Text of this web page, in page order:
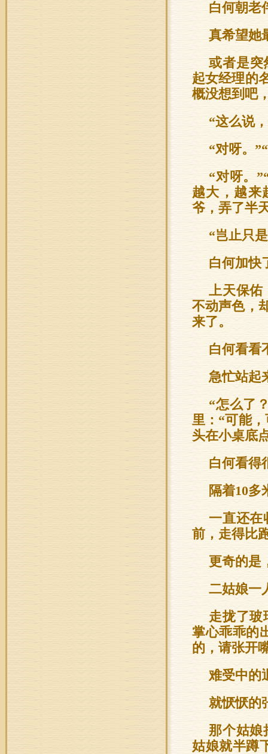
白何朝老
真希望她
或者是
起女经理的
概没想到吧
“这么说
“对呀。
“对呀。
越大，越来
爷，弄了半
“岂止只
白何加快
上天保佑
不动声色，
来了。
白何看看
急忙站起
“怎么了
里：“可能
头在小桌底
白何看得
隔着10多
一直还在
前，走得比
更奇的是
二姑娘一
走拢了玻
掌心乖乖的
的，请张开
难受中的
就恹恹的
那个姑娘
姑娘就半蹲